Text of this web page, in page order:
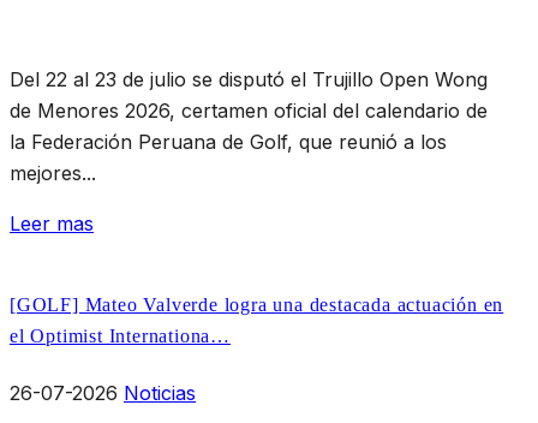
Del 22 al 23 de julio se disputó el Trujillo Open Wong
de Menores 2026, certamen oficial del calendario de
la Federación Peruana de Golf, que reunió a los
mejores...
Leer mas
[GOLF] Mateo Valverde logra una destacada actuación en
el Optimist Internationa…
26-07-2026 Noticias